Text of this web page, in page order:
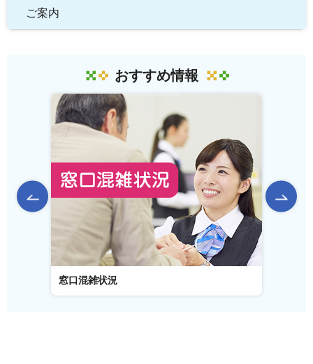
ご案内
おすすめ情報
前のスライドを表示
窓口混雑状況